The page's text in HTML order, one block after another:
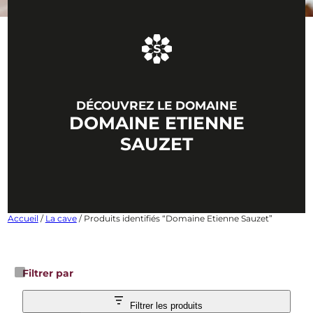
DÉCOUVREZ LE DOMAINE
DOMAINE ETIENNE
SAUZET
Accueil / La cave/ Produits identifiés “Domaine Etienne Sauzet”
Filtrer par
Filtrer les produits